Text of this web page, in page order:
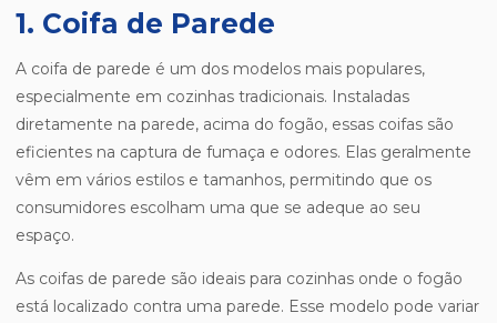
1. Coifa de Parede
A coifa de parede é um dos modelos mais populares,
especialmente em cozinhas tradicionais. Instaladas
diretamente na parede, acima do fogão, essas coifas são
eficientes na captura de fumaça e odores. Elas geralmente
vêm em vários estilos e tamanhos, permitindo que os
consumidores escolham uma que se adeque ao seu
espaço.
As coifas de parede são ideais para cozinhas onde o fogão
está localizado contra uma parede. Esse modelo pode variar